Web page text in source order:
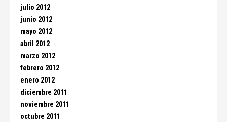
julio 2012
junio 2012
mayo 2012
abril 2012
marzo 2012
febrero 2012
enero 2012
diciembre 2011
noviembre 2011
octubre 2011